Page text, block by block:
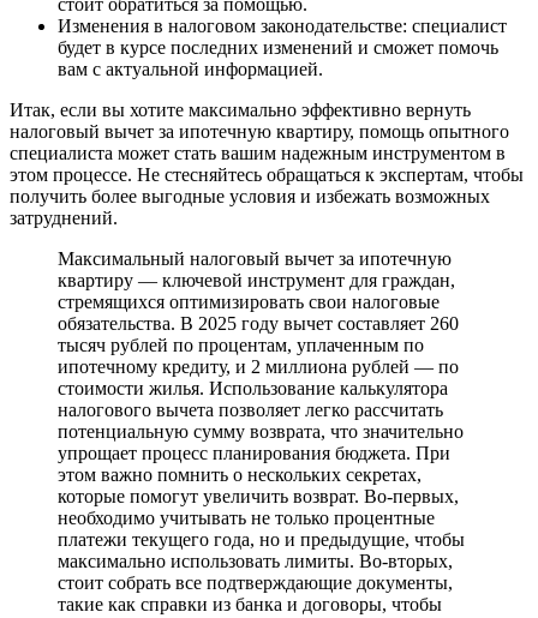
стоит обратиться за помощью.
Изменения в налоговом законодательстве: специалист
будет в курсе последних изменений и сможет помочь
вам с актуальной информацией.
Итак, если вы хотите максимально эффективно вернуть
налоговый вычет за ипотечную квартиру, помощь опытного
специалиста может стать вашим надежным инструментом в
этом процессе. Не стесняйтесь обращаться к экспертам, чтобы
получить более выгодные условия и избежать возможных
затруднений.
Максимальный налоговый вычет за ипотечную
квартиру — ключевой инструмент для граждан,
стремящихся оптимизировать свои налоговые
обязательства. В 2025 году вычет составляет 260
тысяч рублей по процентам, уплаченным по
ипотечному кредиту, и 2 миллиона рублей — по
стоимости жилья. Использование калькулятора
налогового вычета позволяет легко рассчитать
потенциальную сумму возврата, что значительно
упрощает процесс планирования бюджета. При
этом важно помнить о нескольких секретах,
которые помогут увеличить возврат. Во-первых,
необходимо учитывать не только процентные
платежи текущего года, но и предыдущие, чтобы
максимально использовать лимиты. Во-вторых,
стоит собрать все подтверждающие документы,
такие как справки из банка и договоры, чтобы